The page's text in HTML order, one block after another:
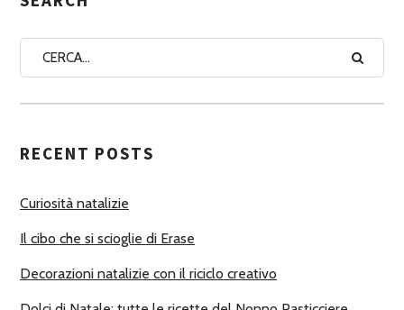
A
U
O
I
RECENT POSTS
Curiosità natalizie
Il cibo che si scioglie di Erase
Decorazioni natalizie con il riciclo creativo